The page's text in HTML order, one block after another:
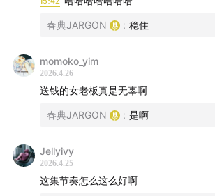
春典JARGON : 稳住
momoko_yim
2026.4.26
送钱的女老板真是无辜啊
春典JARGON : 是啊
Jellyivy
2026.4.25
这集节奏怎么这么好啊